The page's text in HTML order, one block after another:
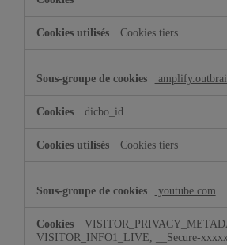
Cookies tiers
dicbo_id
Cookies tiers
youtube.com
VISITOR_INFO1_LIVE, __Secure-